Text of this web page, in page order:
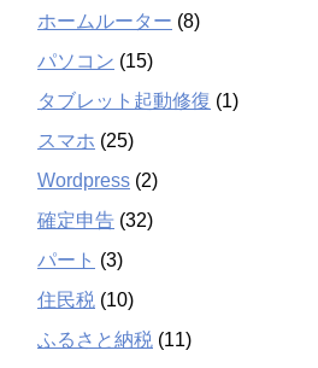
ホームルーター (8)
パソコン (15)
タブレット起動修復 (1)
スマホ (25)
Wordpress (2)
確定申告 (32)
パート (3)
住民税 (10)
ふるさと納税 (11)